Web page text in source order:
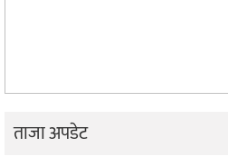
ताजा अपडेट